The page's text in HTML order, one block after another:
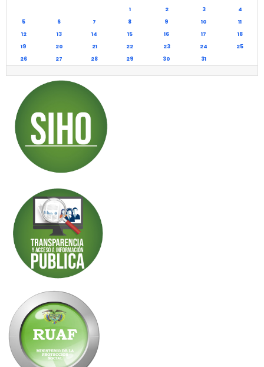
1 2 3
4
5
6 7 8 9 10
11
12
13 14 15 16 17
18
19
20 21 22 23 24
25
26
27 28 29 30 31